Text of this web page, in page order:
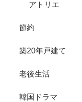
アトリエ
節約
築20年戸建て
老後生活
韓国ドラマ